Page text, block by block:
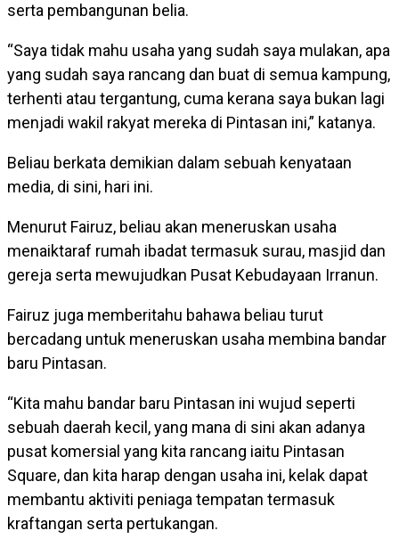
serta pembangunan belia.
“Saya tidak mahu usaha yang sudah saya mulakan, apa
yang sudah saya rancang dan buat di semua kampung,
terhenti atau tergantung, cuma kerana saya bukan lagi
menjadi wakil rakyat mereka di Pintasan ini,” katanya.
Beliau berkata demikian dalam sebuah kenyataan
media, di sini, hari ini.
Menurut Fairuz, beliau akan meneruskan usaha
menaiktaraf rumah ibadat termasuk surau, masjid dan
gereja serta mewujudkan Pusat Kebudayaan Irranun.
Fairuz juga memberitahu bahawa beliau turut
bercadang untuk meneruskan usaha membina bandar
baru Pintasan.
“Kita mahu bandar baru Pintasan ini wujud seperti
sebuah daerah kecil, yang mana di sini akan adanya
pusat komersial yang kita rancang iaitu Pintasan
Square, dan kita harap dengan usaha ini, kelak dapat
membantu aktiviti peniaga tempatan termasuk
kraftangan serta pertukangan.